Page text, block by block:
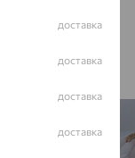
доставка
доставка
доставка
доставка